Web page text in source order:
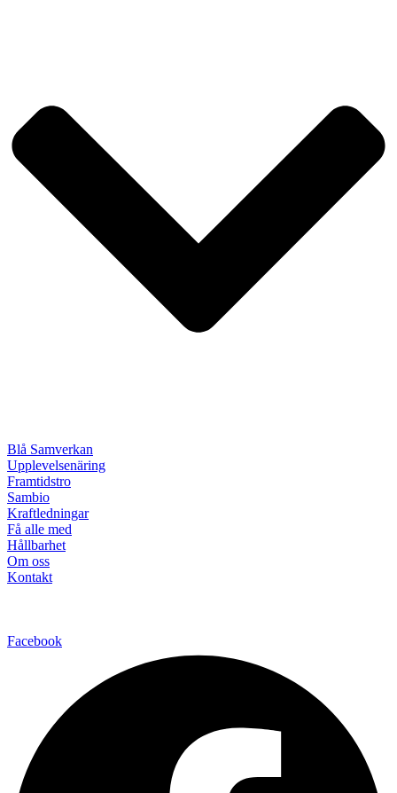
Blå Samverkan
Upplevelsenäring
Framtidstro
Sambio
Kraftledningar
Få alle med
Hållbarhet
Om oss
Kontakt
Facebook